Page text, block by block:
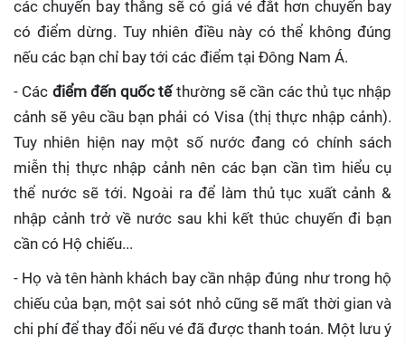
các chuyến bay thẳng sẽ có giá vé đắt hơn chuyến bay
có điểm dừng. Tuy nhiên điều này có thể không đúng
nếu các bạn chỉ bay tới các điểm tại Đông Nam Á.
- Các điểm đến quốc tếthường sẽ cần các thủ tục nhập
cảnh sẽ yêu cầu bạn phải có Visa (thị thực nhập cảnh).
Tuy nhiên hiện nay một số nước đang có chính sách
miễn thị thực nhập cảnh nên các bạn cần tìm hiểu cụ
thể nước sẽ tới. Ngoài ra để làm thủ tục xuất cảnh &
nhập cảnh trở về nước sau khi kết thúc chuyến đi bạn
cần có Hộ chiếu...
- Họ và tên hành khách bay cần nhập đúng như trong hộ
chiếu của bạn, một sai sót nhỏ cũng sẽ mất thời gian và
chi phí để thay đổi nếu vé đã được thanh toán. Một lưu ý